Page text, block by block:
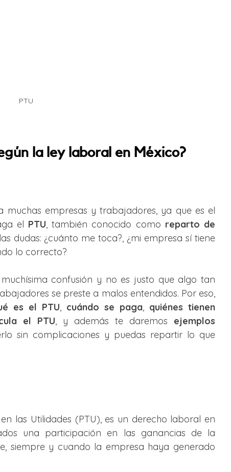
PTU
la ley laboral en México?
muchas empresas y trabajadores, ya que es el
el PTU, también conocido como reparto de
dudas: ¿cuánto me toca?, ¿mi empresa sí tiene
lo correcto?
confusión y no es justo que algo tan
se preste a malos entendidos. Por eso,
es el PTU, cuándo se paga, quiénes tienen
el PTU, y además te daremos ejemplos
sin complicaciones y puedas repartir lo que
las Utilidades (PTU), es un derecho laboral en
una participación en las ganancias de la
siempre y cuando la empresa haya generado